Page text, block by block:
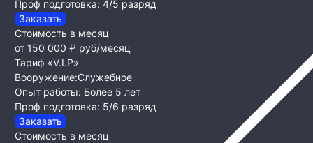
Проф подготовка: 4/5 разряд
Заказать
Стоимость в месяц
от 150 000 ₽ руб/месяц
Тариф «V.I.P»
Вооружение:Служебное
Опыт работы: Более 5 лет
Проф подготовка: 5/6 разряд
Заказать
Стоимость в месяц